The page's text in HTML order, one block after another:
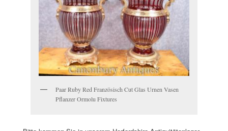
Paar Ruby Red Französisch Cut Glas Urnen Vasen
Pflanzer Ormolu Fixtures